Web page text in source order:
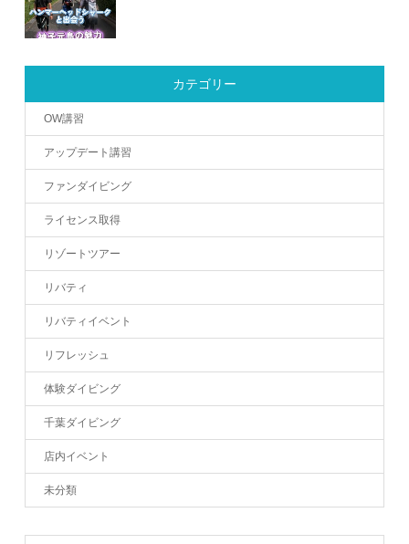
カテゴリー
OW講習
アップデート講習
ファンダイビング
ライセンス取得
リゾートツアー
リバティ
リバティイベント
リフレッシュ
体験ダイビング
千葉ダイビング
店内イベント
未分類